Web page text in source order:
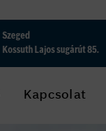
Szeged
Kossuth Lajos sugárút 85.
Kapcsolat